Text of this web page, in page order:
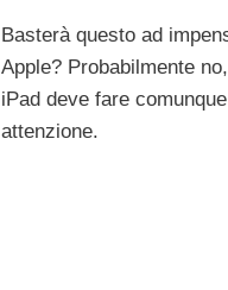
Basterà questo ad
Apple? Probabilmente
iPad deve fare comunque
attenzione.